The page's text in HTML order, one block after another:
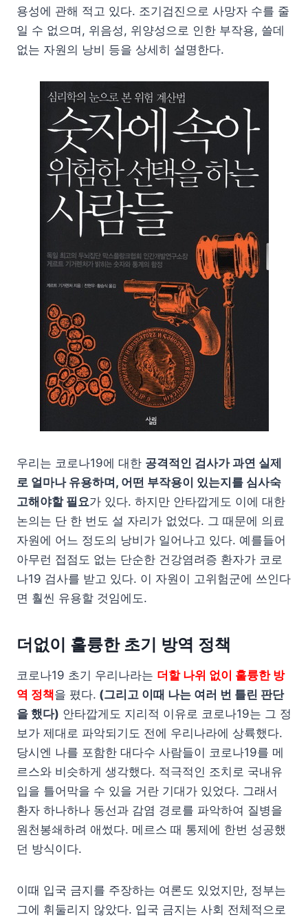
용성에 관해 적고 있다. 조기검진으로 사망자 수를 줄
일 수 없으며, 위음성, 위양성으로 인한 부작용, 쓸데
없는 자원의 낭비 등을 상세히 설명한다.
우리는 코로나19에 대한 공격적인 검사가 과연 실제
로 얼마나 유용하며, 어떤 부작용이 있는지를 심사숙
고해야할 필요가 있다. 하지만 안타깝게도 이에 대한
논의는 단 한 번도 설 자리가 없었다. 그 때문에 의료
자원에 어느 정도의 낭비가 일어나고 있다. 예를들어
아무런 접점도 없는 단순한 건강염려증 환자가 코로
나19 검사를 받고 있다. 이 자원이 고위험군에 쓰인다
면 훨씬 유용할 것임에도.
더없이 훌륭한 초기 방역 정책
코로나19 초기 우리나라는 더할 나위 없이 훌륭한 방
역 정책을 폈다. (그리고 이때 나는 여러 번 틀린 판단
을 했다) 안타깝게도 지리적 이유로 코로나19는 그 정
보가 제대로 파악되기도 전에 우리나라에 상륙했다.
당시엔 나를 포함한 대다수 사람들이 코로나19를 메
르스와 비슷하게 생각했다. 적극적인 조치로 국내유
입을 틀어막을 수 있을 거란 기대가 있었다. 그래서
환자 하나하나 동선과 감염 경로를 파악하여 질병을
원천봉쇄하려 애썼다. 메르스 때 통제에 한번 성공했
던 방식이다.
이때 입국 금지를 주장하는 여론도 있었지만, 정부는
그에 휘둘리지 않았다. 입국 금지는 사회 전체적으로